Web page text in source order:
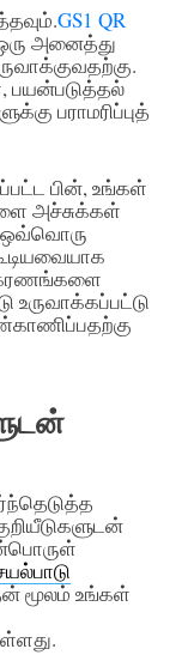
GS1 QR
அனைத்து
பயன்படுத்தல்
பராமரிப்புத்
பின், உங்கள்
அச்சுக்கள்
ஒவ்வொரு
உருவாக்கப்பட்டு
மூலம் உங்கள்